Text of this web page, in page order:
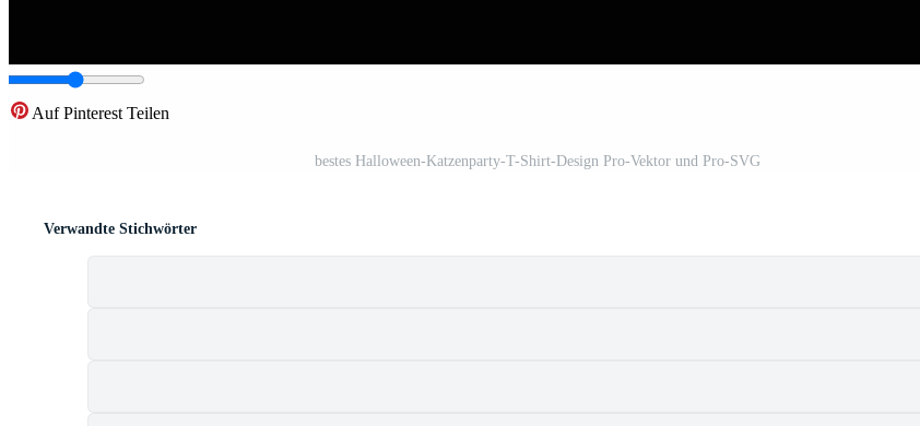
Auf Pinterest Teilen
bestes Halloween-Katzenparty-T-Shirt-Design Pro-Vektor und Pro-SVG
Verwandte Stichwörter